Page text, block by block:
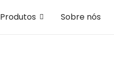
Produtos Sobre nós